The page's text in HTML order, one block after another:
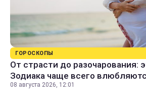
ГОРОСКОПЫ
От страсти до разочарования:
Зодиака чаще всего
08 августа 2026, 12:01